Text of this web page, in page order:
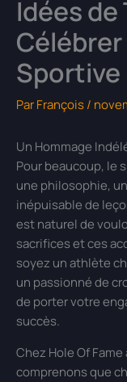
Idées
Sportive
ParFrançois/
Un Hommage
Pour beaucoup, le
une philosophie,
inépuisable de
est naturel de
sacrifices et ces
soyez un athlète
un passionné de
de porter votre
succès.
Chez Hole Of
comprenons que